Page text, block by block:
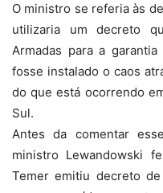
O ministro se referia às
utilizaria um decreto
Armadas para a
fosse instalado o caos
do que está ocorrendo
Sul.
Antes da comentar
ministro Lewandowski
Temer emitiu decreto